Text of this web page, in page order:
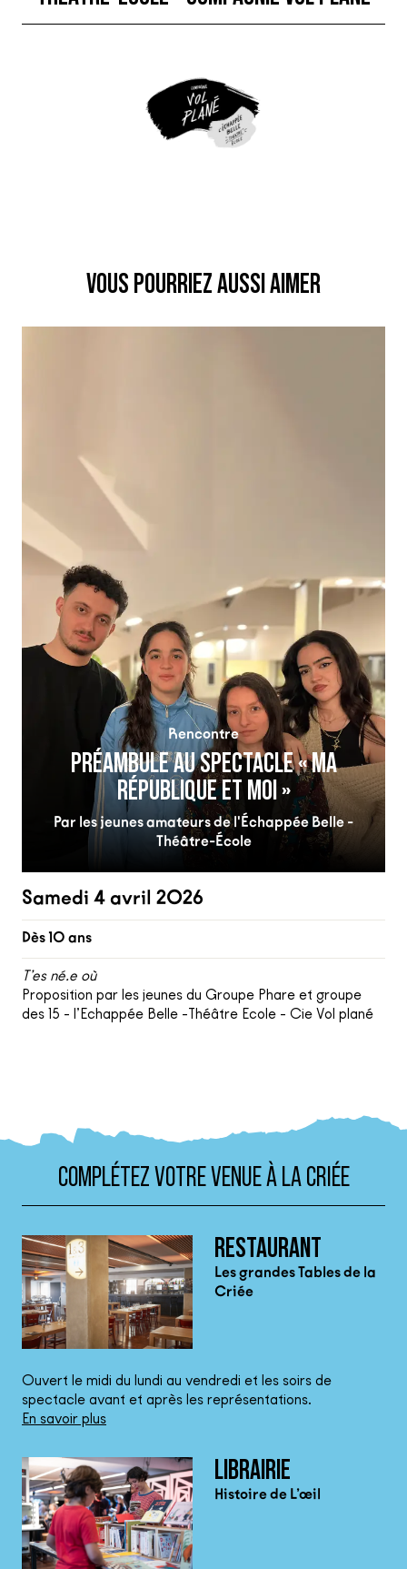
VOUS POURRIEZ AUSSI AIMER
Rencontre
PRÉAMBULE AU SPECTACLE « MA
RÉPUBLIQUE ET MOI »
Par les jeunes amateurs de l'Échappée Belle -
Théâtre-École
Samedi 4 avril 2026
Dès 10 ans
T’es né.e où
Proposition par les jeunes du Groupe Phare et groupe
des 15 - l’Echappée Belle -Théâtre Ecole - Cie Vol plané
COMPLÉTEZ VOTRE VENUE À LA CRIÉE
RESTAURANT
Les grandes Tables de la
Criée
Ouvert le midi du lundi au vendredi et les soirs de
spectacle avant et après les représentations.
En savoir plus
LIBRAIRIE
Histoire de L’œil